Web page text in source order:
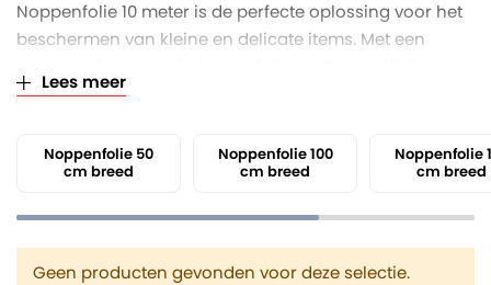
Noppenfolie 10 meter is de perfecte oplossing voor het
beschermen van kleine en delicate items. Met een
bescherming zonder veel ruimte in beslag te nemen.
Lees meer
Noppenfolie 50
cm breed
Noppenfolie 100
cm breed
Noppenfolie
cm breed
Geen producten gevonden voor deze selectie.